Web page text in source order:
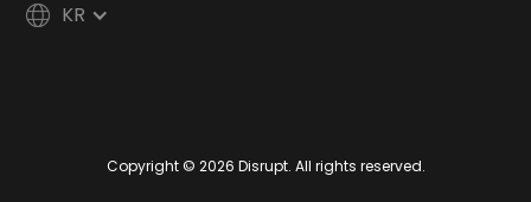
KR
Copyright © 2026 Disrupt. All rights reserved.